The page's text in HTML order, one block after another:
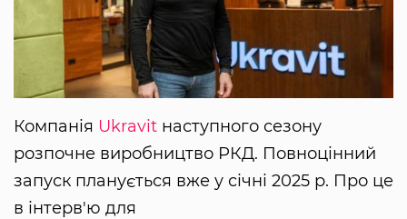
Компанія Ukravit наступного сезону
розпочне виробництво РКД. Повноцінний
запуск планується вже у січні 2025 р. Про це
в інтерв'ю для